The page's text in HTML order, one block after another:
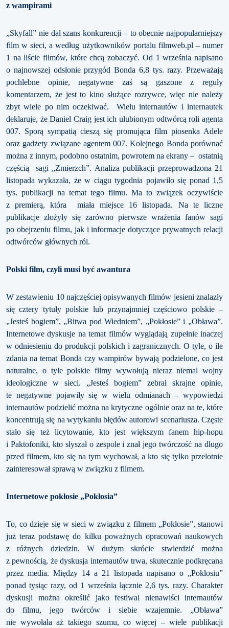
z wampirami
„Skyfall” nie dał szans konkurencji – to obecnie najpopularniejszy
film w sieci, a według użytkowników portalu filmweb.pl – numer
1 na liście filmów, które chcą zobaczyć. Od 1 września napisano
o najnowszej odsłonie przygód Bonda 6,8 tys. razy. Przeważają
pochlebne opinie, negatywne zaś są gaszone z reguły
komentarzem, że jest to kino służące rozrywce, więc nie należy
zbyt wiele po nim oczekiwać. Wielu internautów i internautek
deklaruje, że Daniel Craig jest ich ulubionym odtwórcą roli agenta
007. Sporą sympatią cieszą się promująca film piosenka Adele
oraz gadżety związane agentem 007. Kolejnego Bonda porównać
można z innym, podobno ostatnim, powrotem na ekrany – ostatnią
częścią sagi „Zmierzch”. Analiza publikacji przeprowadzona 21
listopada wykazała, że w ciągu tygodnia pojawiło się ponad 1,5
tys. publikacji na temat tego filmu. Ma to związek oczywiście
z premierą, która miała miejsce 16 listopada. Na te liczne
publikacje złożyły się zarówno pierwsze wrażenia fanów sagi
po obejrzeniu filmu, jak i informacje dotyczące prywatnych relacji
odtwórców głównych ról.
Polski film, czyli musi być awantura
W zestawieniu 10 najczęściej opisywanych filmów jesieni znalazły
się cztery tytuły polskie lub przynajmniej częściowo polskie –
„Jesteś bogiem”, „Bitwa pod Wiedniem”, „Pokłosie” i „Obława”.
Internetowe dyskusje na temat filmów wyglądają zupełnie inaczej
w odniesieniu do produkcji polskich i zagranicznych. O tyle, o ile
zdania na temat Bonda czy wampirów bywają podzielone, co jest
naturalne, o tyle polskie filmy wywołują nieraz niemal wojny
ideologiczne w sieci. „Jesteś bogiem” zebrał skrajne opinie,
te negatywne pojawiły się w wielu odmianach – wypowiedzi
internautów podzielić można na krytyczne ogólnie oraz na te, które
koncentrują się na wytykaniu błędów autorowi scenariusza. Częste
stało się też licytowanie, kto jest większym fanem hip-hopu
i Paktofoniki, kto słyszał o zespole i znał jego twórczość na długo
przed filmem, kto się na tym wychował, a kto się tylko przelotnie
zainteresował sprawą w związku z filmem.
Internetowe pokłosie „Pokłosia”
To, co dzieje się w sieci w związku z filmem „Pokłosie”, stanowi
już teraz podstawę do kilku poważnych opracowań naukowych
z różnych dziedzin. W dużym skrócie stwierdzić można
z pewnością, że dyskusja internautów trwa, skutecznie podkręcana
przez media. Między 14 a 21 listopada napisano o „Pokłosiu”
ponad tysiąc razy, od 1 września łącznie 2,6 tys. razy. Charakter
dyskusji można określić jako festiwal nienawiści internautów
do filmu, jego twórców i siebie wzajemnie. „Obława”
nie wywołała aż takiego szumu, co więcej – wiele publikacji